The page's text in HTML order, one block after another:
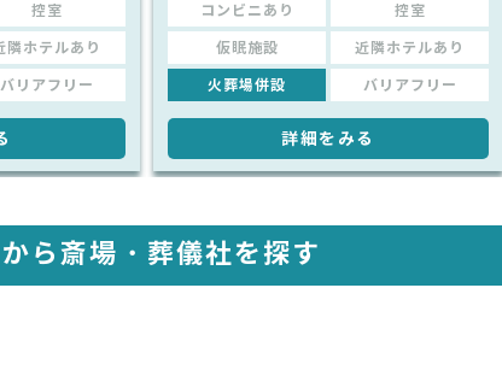
控室
隣ホテルあり
バリアフリー
コンビニあり 控室
仮眠施設 近隣ホテルあり
火葬場併設 バリアフリー
詳細をみる
ら 斎場・葬儀社を探す